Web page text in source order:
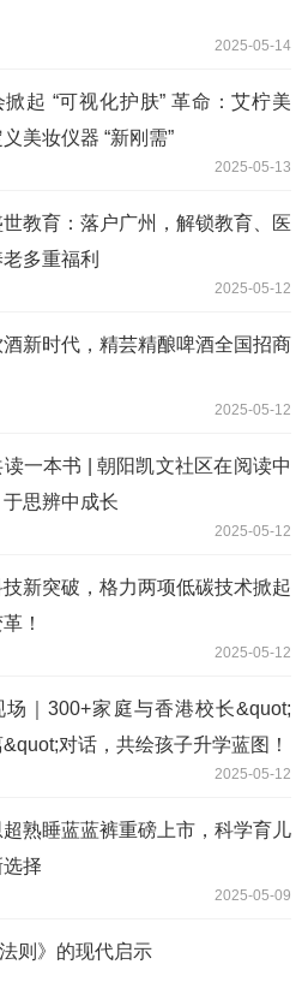
2025-05-14
掀起 “可视化护肤” 革命：艾柠美
美妆仪器 “新刚需”
2025-05-13
世教育：落户广州，解锁教育、医
多重福利
2025-05-12
新时代，精芸精酿啤酒全国招商
2025-05-12
一本书 | 朝阳凯文社区在阅读中
思辨中成长
2025-05-12
新突破，格力两项低碳技术掀起
！
2025-05-12
场｜300+家庭与香港校长&quot;
对话，共绘孩子升学蓝图！
2025-05-12
超熟睡蓝蓝裤重磅上市，科学育儿
择
2025-05-09
则》的现代启示‌